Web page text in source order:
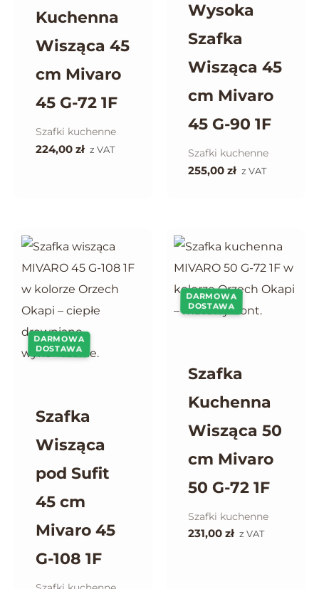
Kuchenna
Wisząca 45
cm Mivaro
45 G-72 1F
Szafki kuchenne
224,00 zł z VAT
Wysoka
Szafka
Wisząca 45
cm Mivaro
45 G-90 1F
Szafki kuchenne
255,00 zł z VAT
DARMOWA
DOSTAWA
Szafka
Wisząca
pod Sufit
45 cm
Mivaro 45
G-108 1F
DARMOWA
DOSTAWA
Szafka
Kuchenna
Wisząca 50
cm Mivaro
50 G-72 1F
Szafki kuchenne
231,00 zł z VAT